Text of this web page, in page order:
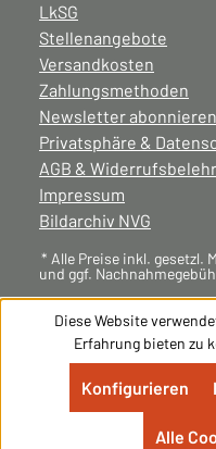
LkSG
Stellenangebote
Versandkosten
Zahlungsmethoden
Newsletter
Privatsphäre &
AGB &
Impressum
Bildarchiv NVG
* Alle Preise inkl. gesetzl.
und ggf.
Diese Website
Erfahrung bieten zu
Konfigurieren
Alle